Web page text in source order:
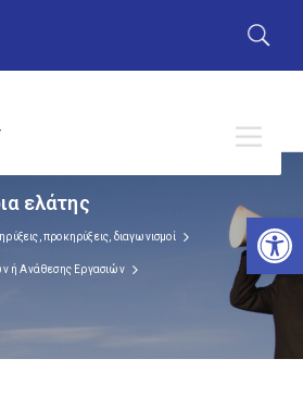
ελάτης
προκηρύξεις, διαγωνισμοί
ή Ανάθεσης Εργασιών